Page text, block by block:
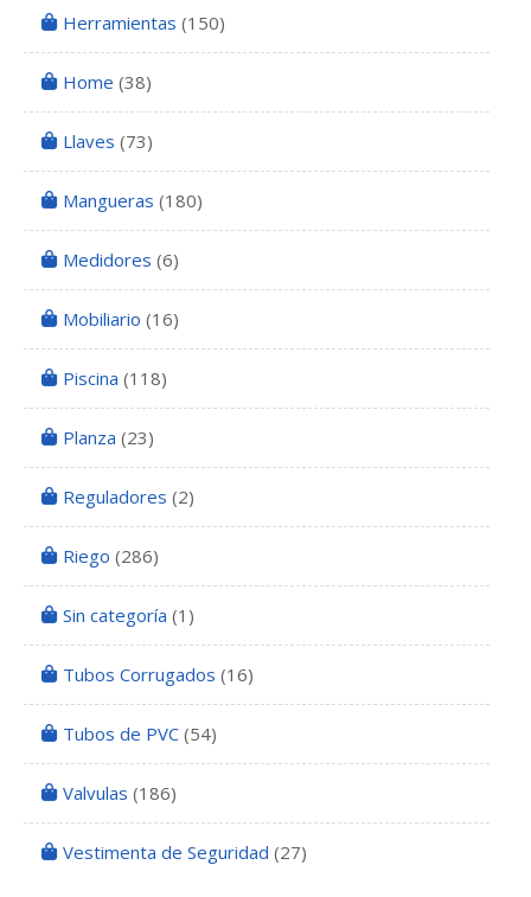
Herramientas (150)
Home (38)
Llaves (73)
Mangueras (180)
Medidores (6)
Mobiliario (16)
Piscina (118)
Planza (23)
Reguladores (2)
Riego (286)
Sin categoría (1)
Tubos Corrugados (16)
Tubos de PVC (54)
Valvulas (186)
Vestimenta de Seguridad (27)